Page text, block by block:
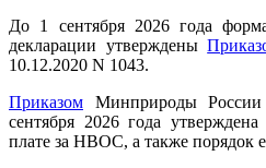
До 1 сентября 2026 года
декларации утверждены
10.12.2020 N 1043.
Приказом Минприроды
сентября 2026 года
плате за НВОС, а также порядок